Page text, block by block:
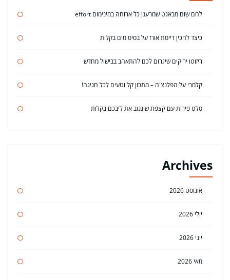
לחם שום מבאגט שמרענן כל ארוחה במינימום effort
כיצד להכין דייסת אורז על בסיס מים בקלות
ריזוטו ירוקים שיגרום לכם להתאהב בבישול מחדש
קלמרי על הפלנצ'ה – מתכון קל וטעים לכל חגיגה!
סלט פירות עם קצפת שיגנוב את ליבכם בקלות
Archives
אוגוסט 2026
יולי 2026
יוני 2026
מאי 2026